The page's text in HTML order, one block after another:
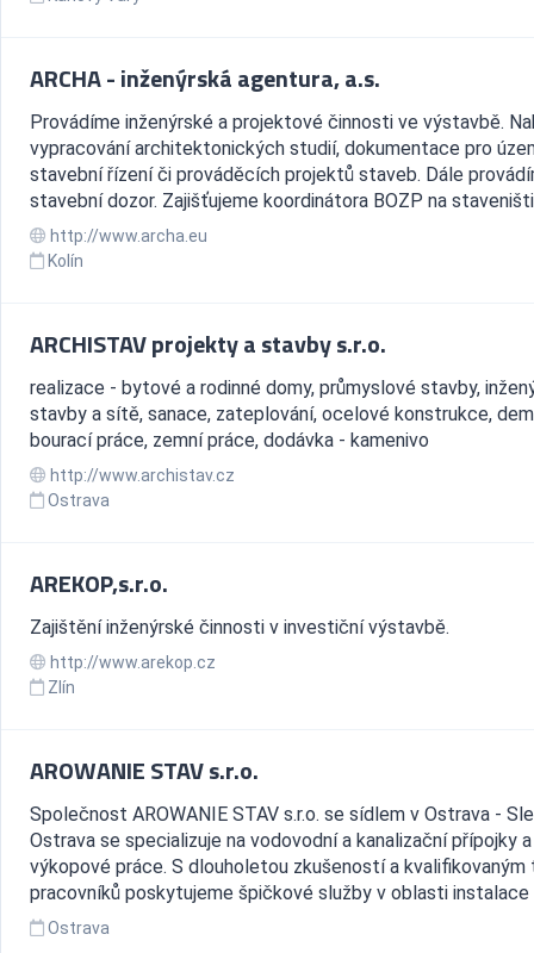
ARCHA - inženýrská agentura, a.s.
Provádíme inženýrské a projektové činnosti ve výstavbě.
vypracování architektonických studií, dokumentace pro
stavební řízení či prováděcích projektů staveb. Dále
stavební dozor. Zajišťujeme koordinátora BOZP na
http://www.archa.eu
Kolín
ARCHISTAV projekty a stavby s.r.o.
realizace - bytové a rodinné domy, průmyslové stavby,
stavby a sítě, sanace, zateplování, ocelové konstrukce,
bourací práce, zemní práce, dodávka - kamenivo
http://www.archistav.cz
Ostrava
AREKOP,s.r.o.
Zajištění inženýrské činnosti v investiční výstavbě.
http://www.arekop.cz
Zlín
AROWANIE STAV s.r.o.
Společnost AROWANIE STAV s.r.o. se sídlem v Ostrava -
Ostrava se specializuje na vodovodní a kanalizační přípojky a
výkopové práce. S dlouholetou zkušeností a kvalifikovaným
pracovníků poskytujeme špičkové služby v oblasti instalace
Ostrava